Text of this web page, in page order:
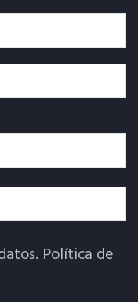
Política de